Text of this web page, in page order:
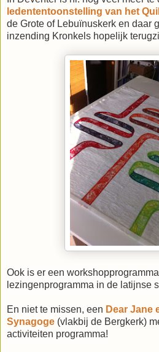
ledententoonstelling van het
de Grote of Lebuïnuskerk en daar
inzending Kronkels hopelijk
Ook is er een
lezingenprogramma in de latijnse
En niet te missen, een Dear Jane
Synagoge (vlakbij de Bergkerk)
activiteiten programma!